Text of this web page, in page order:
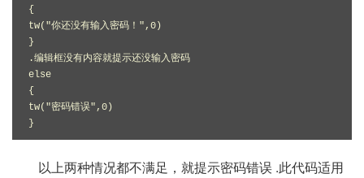
{
tw("你还没有输入密码！",0)
}
.编辑框没有内容就提示还没输入密码
else
{
tw("密码错误",0)
以上两种情况都不满足，就提示密码错误 .此代码适用